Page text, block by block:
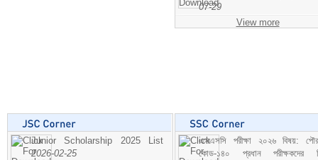
07-29
View more
Junior Scholarship 2025 List
2026-02-25
এসএসসি পরীক্ষা ২০২৬ বিষয়:
কোড-১৪০ প্রধান পরীক্ষকদের